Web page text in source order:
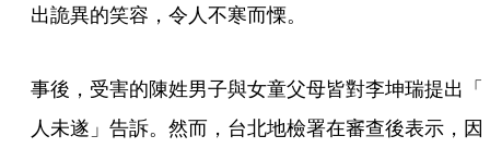
出詭異的笑容，令人不寒而慄。
事後，受害的陳姓男子與女童父母皆對李坤瑞提出「
人未遂」告訴。然而，台北地檢署在審查後表示，因